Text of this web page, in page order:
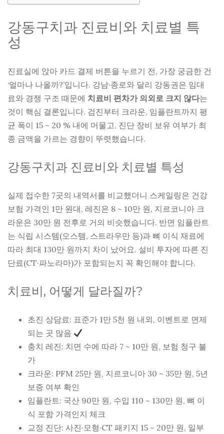
강동구치과 진료비와 치료별 특
성
진료실에 앉아 카드 결제 버튼을 누르기 전, 가장 궁금한 건
‘얼마나 나올까?’입니다. 강남·종로와 달리 강동권은 임대
료와 경쟁 구조 때문에 치료비 편차가 의외로 크지 않다는
것이 핵심 결론입니다. 검진부터 크라운, 임플란트까지 평
균 폭이 15 ~ 20 % 내에 머물고, 진단 장비 보유 여부가 최
종 금액을 가르는 경향이 뚜렷했습니다.
강동구치과 진료비와 치료별 특성
실제 접수한 7곳의 내역서를 비교했더니 스케일링은 건강
보험 가격인 1만 원대, 레진은 8 ~ 10만 원, 지르코니아 크
라운은 30만 원 전후로 거의 비슷했습니다. 반면 임플란트
는 식립 시스템(오스템, 스트라우만 등)과 뼈 이식 재료에
따라 최대 130만 원까지 차이 났어요. 설비 투자에 따른 진
단료(CT·파노라마)가 포함되는지 꼭 확인해야 합니다.
치료비, 어떻게 달라질까?
초진 상담료: 표준가 1만 5천 원 내외, 이벤트로 면제
되는 곳 많음
충치 레진: 치면 수에 따라 7 ~ 10만 원, 보험 청구 불
가
크라운: PFM 25만 원, 지르코니아 30 ~ 35만 원, 5년
보증 여부 확인
임플란트: 국산 90만 원, 수입 110 ~ 130만 원, 뼈 이
식 포함 가격인지 체크
교정 진단: 사진·모형·CT 패키지 15 ~ 20만 원, 일부